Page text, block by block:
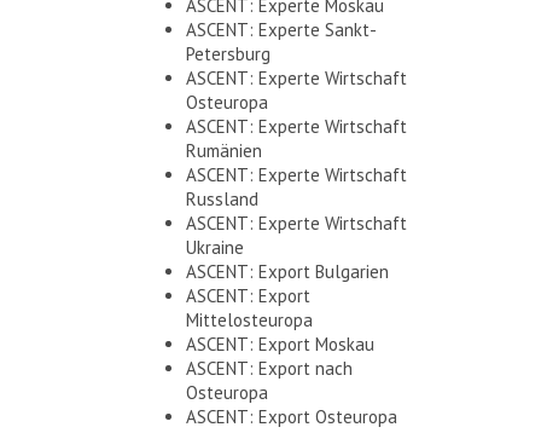
ASCENT: Experte Moskau
ASCENT: Experte Sankt-
Petersburg
ASCENT: Experte Wirtschaft
Osteuropa
ASCENT: Experte Wirtschaft
Rumänien
ASCENT: Experte Wirtschaft
Russland
ASCENT: Experte Wirtschaft
Ukraine
ASCENT: Export Bulgarien
ASCENT: Export
Mittelosteuropa
ASCENT: Export Moskau
ASCENT: Export nach
Osteuropa
ASCENT: Export Osteuropa